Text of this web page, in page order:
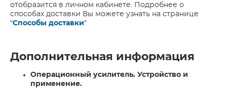
отобразится в личном кабинете. Подробнее о
способах доставки Вы можете узнать на странице
"Способы доставки"
Дополнительная информация
Операционный усилитель. Устройство и
применение.